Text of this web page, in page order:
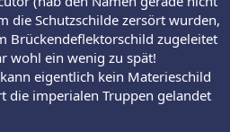
die Schutzschilde zersört wurden,
Brückendeflektorschild zugeleitet
wohl ein wenig zu spät!
eigentlich kein Materieschild
die imperialen Truppen gelandet